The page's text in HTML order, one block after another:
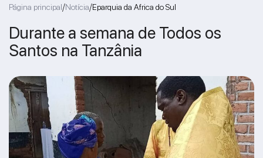
Página principal/Notícia/Eparquia da Africa do Sul
Durante a semana de Todos os
Santos na Tanzânia